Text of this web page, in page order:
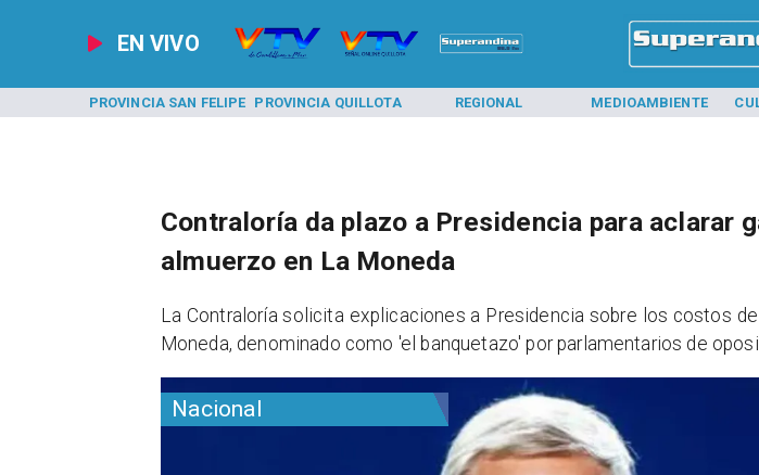
EN VIVO
PROVINCIA SAN FELIPE PROVINCIA QUILLOTA REGIONAL MEDIOAMBIENTE
Nacional
Contraloría da plazo a Presidencia para aclarar
almuerzo en La Moneda
La Contraloría solicita explicaciones a Presidencia sobre los costos
Moneda, denominado como 'el banquetazo' por parlamentarios de